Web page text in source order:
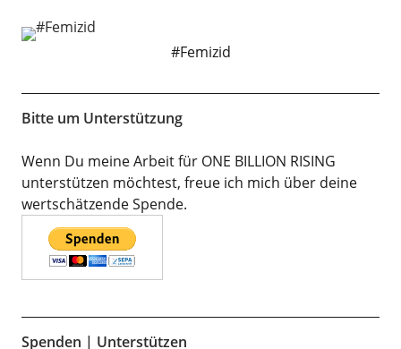
#Femizid
Bitte um Unterstützung
Wenn Du meine Arbeit für ONE BILLION RISING
unterstützen möchtest, freue ich mich über deine
wertschätzende Spende.
Spenden | Unterstützen